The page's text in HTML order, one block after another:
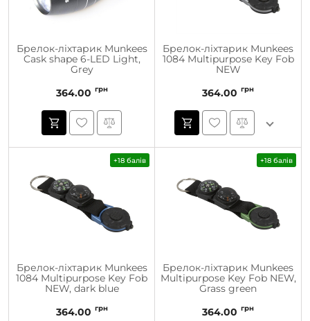
Брелок-ліхтарик Munkees
Cask shape 6-LED Light,
Grey
364.00 грн
Брелок-ліхтарик Munkees
1084 Multipurpose Key Fob
NEW
364.00 грн
+18 балів
Брелок-ліхтарик Munkees
1084 Multipurpose Key Fob
NEW, dark blue
364.00 грн
+18 балів
Брелок-ліхтарик Munkees
Multipurpose Key Fob NEW,
Grass green
364.00 грн